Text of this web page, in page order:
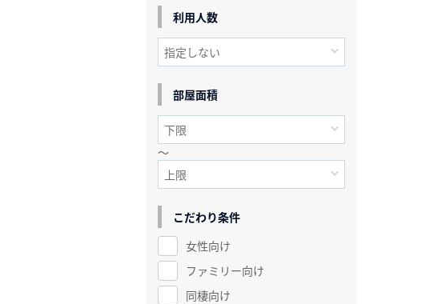
利用人数
部屋面積
～
こだわり条件
女性向け
ファミリー向け
同棲向け